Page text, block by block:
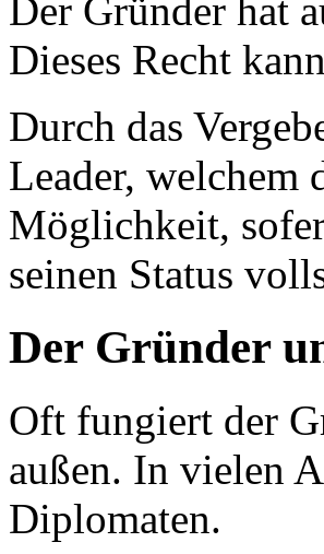
Der Gründer hat
Dieses Recht
Durch das
Leader, welchem
Möglichkeit,
seinen Status
Der Gründer
Oft fungiert der
außen. In vielen
Diplomaten.